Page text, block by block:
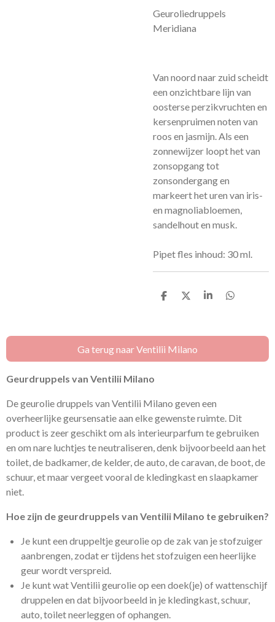
Geuroliedruppels
Meridiana
Van noord naar zuid scheidt
een onzichtbare lijn van
oosterse perzikvruchten en
kersenpruimen noten van
roos en jasmijn. Als een
zonnewijzer loopt het van
zonsopgang tot
zonsondergang en
markeert het uren van iris-
en magnoliabloemen,
sandelhout en musk.
Pipet fles inhoud: 30 ml.
D
n
D
S
e
D
n
Ga terug naar Ventilii Milano
Geurdruppels van Ventilii Milano
De geurolie druppels van Ventilii Milano geven een
overheerlijke geursensatie aan elke gewenste ruimte. Dit
product is zeer geschikt om als interieurparfum te gebruiken
en om nare luchtjes te neutraliseren, denk bijvoorbeeld aan het
toilet, de badkamer, de kelder, de auto, de caravan, de boot, de
schuur, et maar vergeet vooral de kledingkast en slaapkamer
niet.
Hoe zijn de geurdruppels van Ventilii Milano te gebruiken?
Je kunt een druppeltje geurolie op de zak van je stofzuiger
aanbrengen, zodat er tijdens het stofzuigen een heerlijke
geur wordt verspreid.
Je kunt wat Ventilii geurolie op een doek(je) of wattenschijf
druppelen en dat bijvoorbeeld in je kledingkast, schuur,
auto, toilet neerleggen of ophangen.